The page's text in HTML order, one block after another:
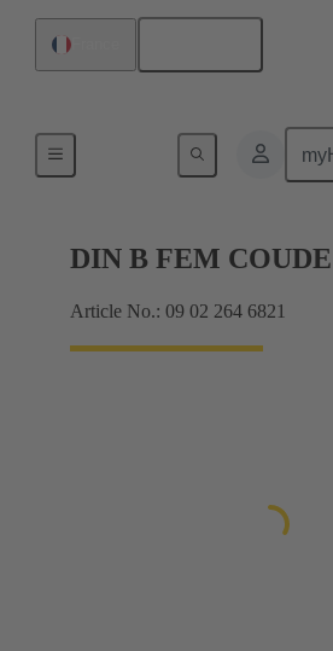
DIN B FEM
Article No.: 09 02 264 6821